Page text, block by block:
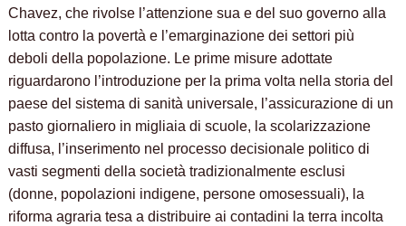
Chavez, che rivolse l’attenzione sua e del suo governo alla
lotta contro la povertà e l’emarginazione dei settori più
deboli della popolazione. Le prime misure adottate
riguardarono l’introduzione per la prima volta nella storia del
paese del sistema di sanità universale, l’assicurazione di un
pasto giornaliero in migliaia di scuole, la scolarizzazione
diffusa, l’inserimento nel processo decisionale politico di
vasti segmenti della società tradizionalmente esclusi
(donne, popolazioni indigene, persone omosessuali), la
riforma agraria tesa a distribuire ai contadini la terra incolta